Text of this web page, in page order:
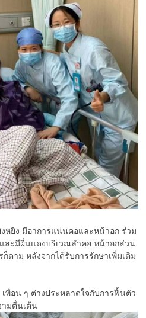
ง มีอาการแน่นคอและหน้าอก ร่วม
ละมีผื่นแดงบริเวณลำคอ หน้าอกส่วน
ตาม หลังจากได้รับการรักษาเพิ่มเติม
อน ๆ ต่างประหลาดใจกับการฟื้นตัว
ามตื่นเต้น